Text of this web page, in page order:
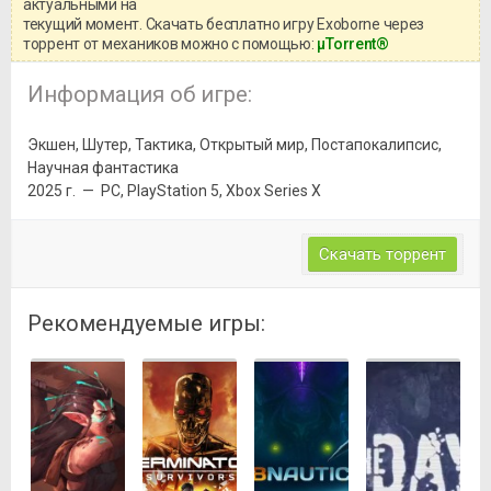
актуальными на
текущий момент. Скачать бесплатно игру Exoborne через
торрент от механиков можно с помощью: μTorrent®
Информация об игре:
Экшен, Шутер, Тактика, Открытый мир, Постапокалипсис,
Научная фантастика
2025 г. — PC, PlayStation 5, Xbox Series X
Скачать торрент
Рекомендуемые игры: